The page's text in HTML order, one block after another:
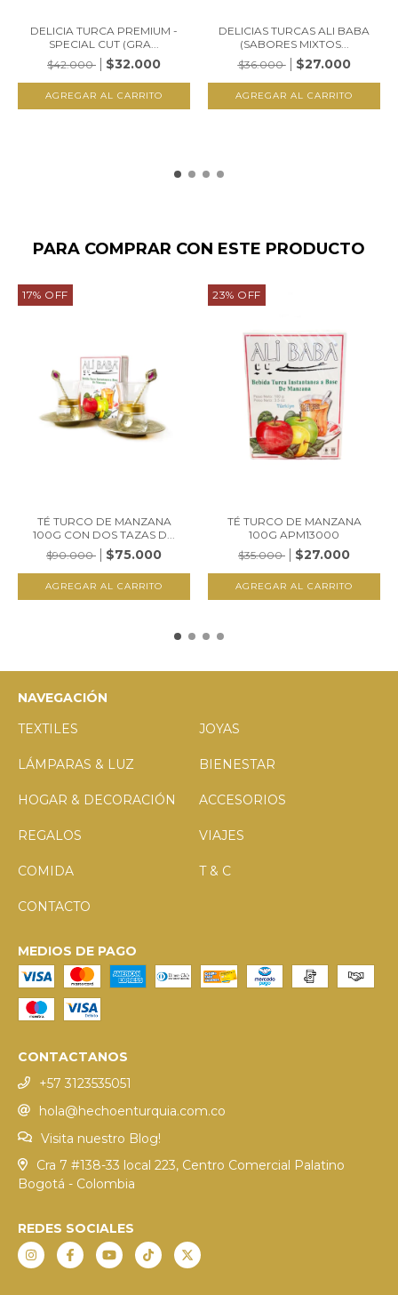
DELICIA TURCA PREMIUM -
SPECIAL CUT (GRA...
$42.000
$32.000
DELICIAS TURCAS ALI BABA
(SABORES MIXTOS...
$36.000
$27.000
PARA COMPRAR CON ESTE PRODUCTO
17% OFF
TÉ TURCO DE MANZANA
100G CON DOS TAZAS D...
$90.000
$75.000
23% OFF
TÉ TURCO DE MANZANA
100G APM13000
$35.000
$27.000
NAVEGACIÓN
TEXTILES
JOYAS
LÁMPARAS & LUZ BIENESTAR
HOGAR & DECORACIÓN ACCESORIOS
REGALOS VIAJES
COMIDA T & C
CONTACTO
MEDIOS DE PAGO
CONTACTANOS
+57 3123535051
hola@hechoenturquia.com.co
Visita nuestro Blog!
Cra 7 #138-33 local 223, Centro Comercial Palatino
Bogotá - Colombia
REDES SOCIALES